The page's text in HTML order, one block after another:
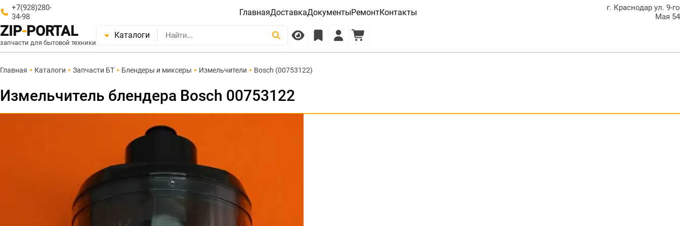
+7(928)280-
34-98
ГлавнаяДоставкаДокументыРемонтКонтакты
г. Краснодар ул. 9-го
Мая 54
ZIP-PORTAL
запчасти для бытовой техники
Каталоги
Главная Каталоги Запчасти БТ Блендеры и миксеры Измельчители Bosch (00753122)
Измельчитель блендера Bosch 00753122